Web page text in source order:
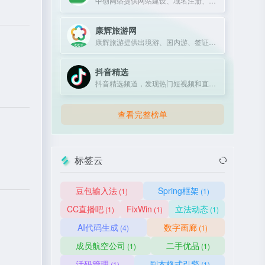
康辉旅游网
抖音精选
查看完整榜单
标签云
豆包输入法(1) Spring框架 (1)
CC直播吧(1) FixWin (1) 立法动态(1)
AI代码生成 (4) 数字画廊(1)
成员航空公司 (1) 二手优品 (1)